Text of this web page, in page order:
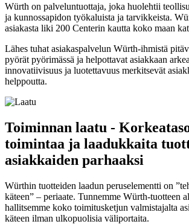
Würth on palveluntuottaja, joka huolehtii
ja kunnossapidon työkaluista ja tarvikkeista.
asiakasta liki 200 Centerin kautta koko maan
Lähes tuhat asiakaspalvelun Würth-ihmistä
pyörät pyörimässä ja helpottavat asiakkaan
innovatiivisuus ja luotettavuus merkitsevät
helppoutta.
Toiminnan laatu -
toimintaa ja laadukkaita
asiakkaiden parhaaksi
Würthin tuotteiden laadun peruselementti on
käteen” – periaate. Tunnemme Würth-tuotteen
hallitsemme koko toimitusketjun valmistajalta
käteen ilman ulkopuolisia väliportaita.